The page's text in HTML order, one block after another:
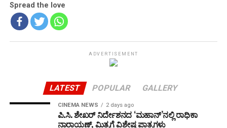
Spread the love
ADVERTISEMENT
LATEST POPULAR GALLERY
CINEMA NEWS 2 days ago
ಪಿ.ಸಿ. ಶೇಖರ್ ನಿರ್ದೇಶನದ ‘ಮಹಾನ್’ನಲ್ಲಿ ರಾಧಿಕಾ
ನಾರಾಯಣ್, ಮಿತ್ರಗೆ ವಿಶೇಷ ಪಾತ್ರಗಳು